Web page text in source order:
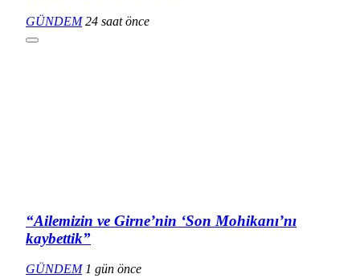
GÜNDEM 24 saat önce
“Ailemizin ve Girne’nin ‘Son Mohikanı’nı
kaybettik”
GÜNDEM 1 gün önce